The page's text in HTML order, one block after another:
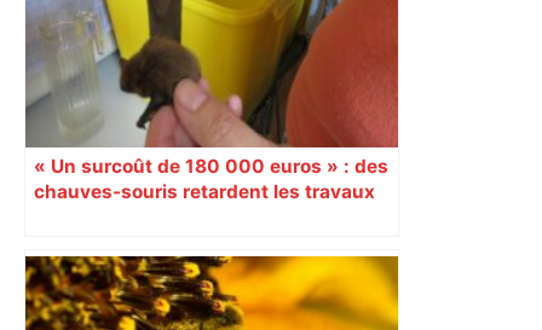
« Un surcoût de 180 000 euros » : des
chauves-souris retardent les travaux